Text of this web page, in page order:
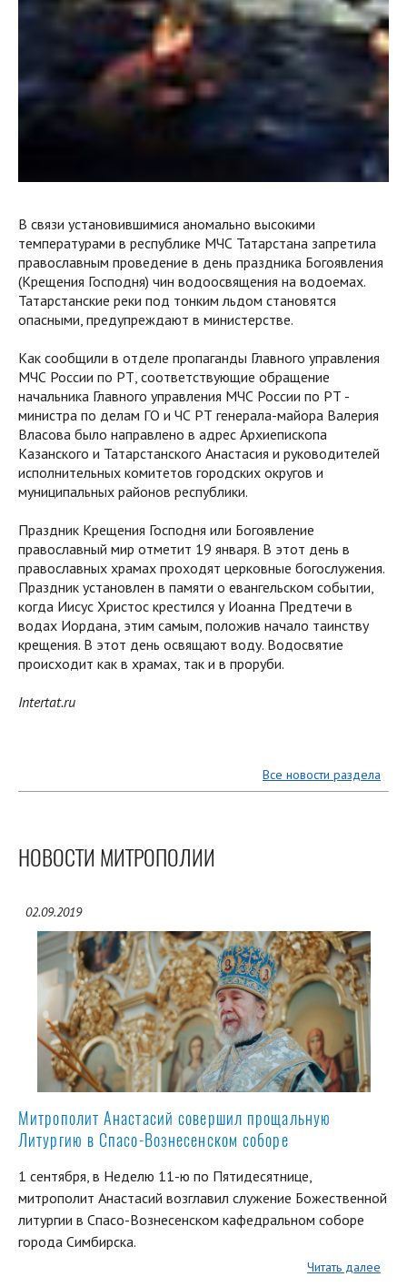
В связи установившимися аномально высокими
температурами в республике МЧС Татарстана запретила
православным проведение в день праздника Богоявления
(Крещения Господня) чин водоосвящения на водоемах.
Татарстанские реки под тонким льдом становятся
опасными, предупреждают в министерстве.
Как сообщили в отделе пропаганды Главного управления
МЧС России по РТ, соответствующие обращение
начальника Главного управления МЧС России по РТ -
министра по делам ГО и ЧС РТ генерала-майора Валерия
Власова было направлено в адрес Архиепископа
Казанского и Татарстанского Анастасия и руководителей
исполнительных комитетов городских округов и
муниципальных районов республики.
Праздник Крещения Господня или Богоявление
православный мир отметит 19 января. В этот день в
православных храмах проходят церковные богослужения.
Праздник установлен в памяти о евангельском событии,
когда Иисус Христос крестился у Иоанна Предтечи в
водах Иордана, этим самым, положив начало таинству
крещения. В этот день освящают воду. Водосвятие
происходит как в храмах, так и в проруби.
Intertat.ru
Все новости раздела
НОВОСТИ МИТРОПОЛИИ
02.09.2019
Митрополит Анастасий совершил прощальную
Литургию в Спасо-Вознесенском соборе
1 сентября, в Неделю 11-ю по Пятидесятнице,
митрополит Анастасий возглавил служение Божественной
литургии в Спасо-Вознесенском кафедральном соборе
города Симбирска.
Читать далее